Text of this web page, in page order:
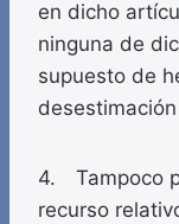
en dicho
ninguna de
supuesto de
4. Tampoco
recurso